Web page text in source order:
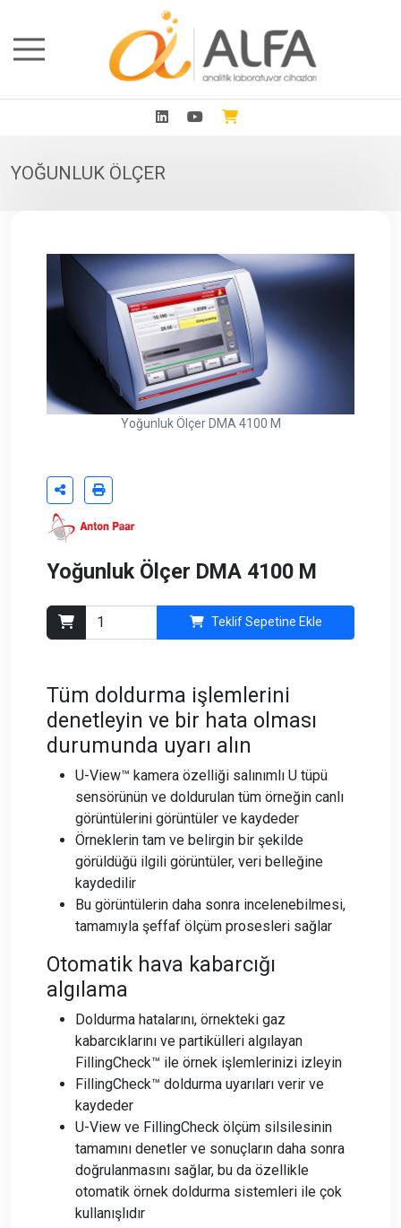
YOĞUNLUK ÖLÇER
Yoğunluk Ölçer DMA 4100 M
Yoğunluk Ölçer DMA 4100 M
Teklif Sepetine Ekle
Tüm doldurma işlemlerini
denetleyin ve bir hata olması
durumunda uyarı alın
U-View™ kamera özelliği salınımlı U tüpü
sensörünün ve doldurulan tüm örneğin canlı
görüntülerini görüntüler ve kaydeder
Örneklerin tam ve belirgin bir şekilde
görüldüğü ilgili görüntüler, veri belleğine
kaydedilir
Bu görüntülerin daha sonra incelenebilmesi,
tamamıyla şeffaf ölçüm prosesleri sağlar
Otomatik hava kabarcığı
algılama
Doldurma hatalarını, örnekteki gaz
kabarcıklarını ve partikülleri algılayan
FillingCheck™ ile örnek işlemlerinizi izleyin
FillingCheck™ doldurma uyarıları verir ve
kaydeder
U-View ve FillingCheck ölçüm silsilesinin
tamamını denetler ve sonuçların daha sonra
doğrulanmasını sağlar, bu da özellikle
otomatik örnek doldurma sistemleri ile çok
kullanışlıdır